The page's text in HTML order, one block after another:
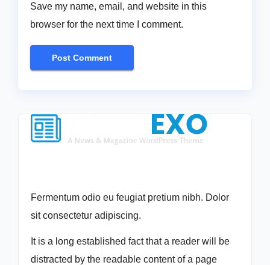
Save my name, email, and website in this
browser for the next time I comment.
Fermentum odio eu feugiat pretium nibh. Dolor
sit consectetur adipiscing.
It is a long established fact that a reader will be
distracted by the readable content of a page